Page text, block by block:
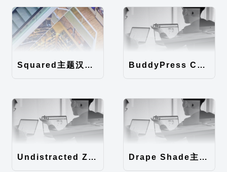
Squared主题汉化包 BuddyPress Colours主题汉化包
Undistracted Zen主题汉化包 Drape Shade主题汉化包